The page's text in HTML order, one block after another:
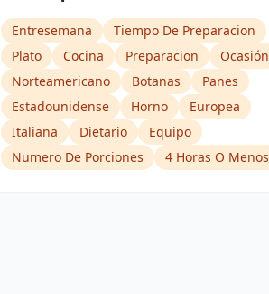
Entresemana
Tiempo De Preparacion
Plato
Cocina Preparacion
Ocasión
Norteamericano
Botanas
Panes
Estadounidense
Horno
Europea
Italiana
Dietario
Equipo
Numero De Porciones
4 Horas O Menos